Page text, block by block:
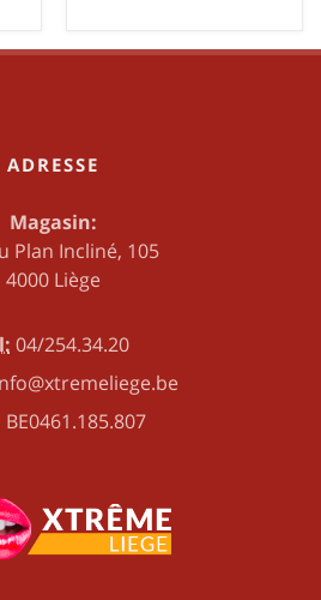
ADRESSE
Magasin:
Plan Incliné, 105
4000 Liège
04/254.34.20
BE0461.185.807